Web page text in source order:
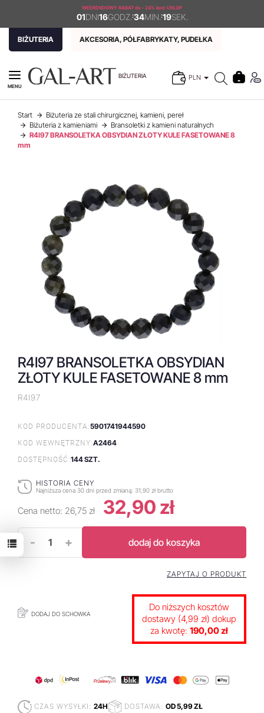
WEEKENDOWY RABAT do - 24% kod: URLOP
01DNI16GODZ. :34MIN. :19SEK.
BIŻUTERIA AKCESORIA, PÓŁFABRYKATY, PUDEŁKA
BIŻUTERIA PLN
MENU
Start
Biżuteria ze stali chirurgicznej, kamieni, pereł
Biżuteria z kamieniami
Bransoletki z kamieni naturalnych
R4I97 BRANSOLETKA OBSYDIAN ZŁOTY KULE FASETOWANE 8
mm
R4I97 BRANSOLETKA OBSYDIAN
ZŁOTY KULE FASETOWANE 8 mm
R4I97
KOD PRODUCENTA:5901741944590
KOD WEWNĘTRZNY:A2464
DOSTĘPNOŚĆ:144 SZT.
HISTORIA CENY
Najniższa cena 30 dni przed zmianą: 31,90 zł brutto
Cena netto: 26,75 zł 32,90 zł
- + dodaj do koszyka
DODAJ DO SCHOWKA
ZAPYTAJ O PRODUKT
Do niższych kosztów
dostawy (4,99 zł) dokup
za kwotę: 190,00 zł
CZAS WYSYŁKI: 24H DOSTAWA: OD 5,99 ZŁ